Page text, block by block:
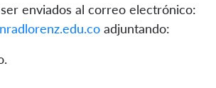
enviados al correo electrónico:
adjuntando: